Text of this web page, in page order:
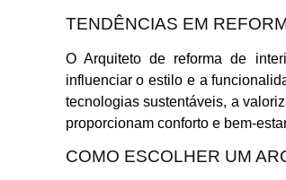
TENDÊNCIAS EM
O Arquiteto de reforma de
influenciar o estilo e a
tecnologias sustentáveis, a
proporcionam conforto e bem-
COMO ESCOLHER UM